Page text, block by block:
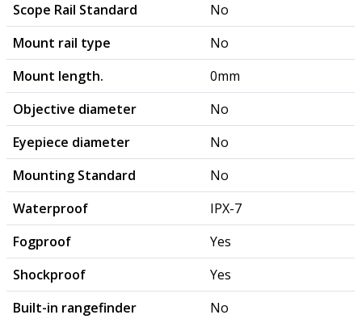
Scope Rail Standard
No
Mount rail type
No
Mount length.
0mm
Objective diameter
No
Eyepiece diameter
No
Mounting Standard
No
Waterproof
IPX-7
Fogproof
Yes
Shockproof
Yes
Built-in rangefinder
No